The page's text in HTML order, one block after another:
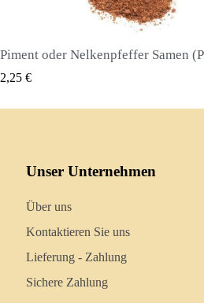
QUICK VIEW
2,25 €
Unser Unternehmen
Über uns
Kontaktieren Sie uns
Lieferung - Zahlung
Sichere Zahlung